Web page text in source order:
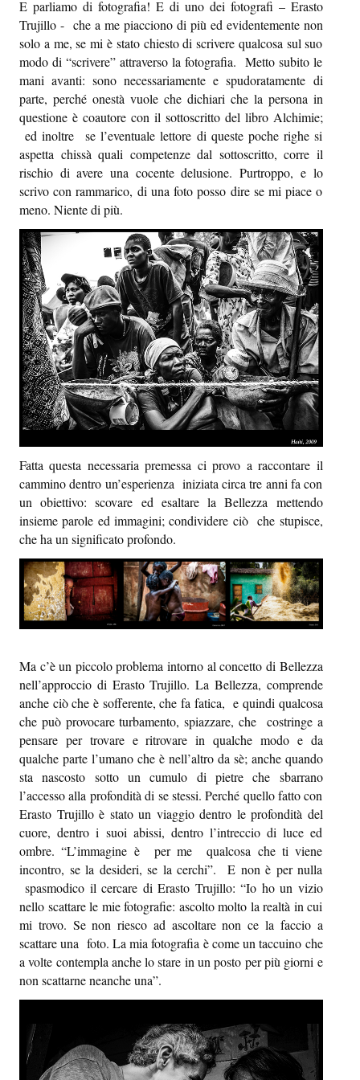
Sapori e dissapori
Racconti di viaggio
Quovadis
Epiquark
Epilibri
Intervistando
Boheme
Epischermo
Editoriale
Open
Asteri
Episcatti
Epikastron
E parliamo di fotografia! E di uno dei fotografi – Erasto
Trujillo - che a me piacciono di più ed evidentemente non
solo a me, se mi è stato chiesto di scrivere qualcosa sul suo
modo di “scrivere” attraverso la fotografia. Metto subito le
mani avanti: sono necessariamente e spudoratamente di
parte, perché onestà vuole che dichiari che la persona in
questione è coautore con il sottoscritto del libro Alchimie;
ed inoltre se l’eventuale lettore di queste poche righe si
aspetta chissà quali competenze dal sottoscritto, corre il
rischio di avere una cocente delusione. Purtroppo, e lo
scrivo con rammarico, di una foto posso dire se mi piace o
meno. Niente di più.
Fatta questa necessaria premessa ci provo a raccontare il
cammino dentro un’esperienza iniziata circa tre anni fa con
un obiettivo: scovare ed esaltare la Bellezza mettendo
insieme parole ed immagini; condividere ciò che stupisce,
che ha un significato profondo.
Ma c’è un piccolo problema intorno al concetto di Bellezza
nell’approccio di Erasto Trujillo. La Bellezza, comprende
anche ciò che è sofferente, che fa fatica, e quindi qualcosa
che può provocare turbamento, spiazzare, che costringe a
pensare per trovare e ritrovare in qualche modo e da
qualche parte l’umano che è nell’altro da sè; anche quando
sta nascosto sotto un cumulo di pietre che sbarrano
l’accesso alla profondità di se stessi. Perché quello fatto con
Erasto Trujillo è stato un viaggio dentro le profondità del
cuore, dentro i suoi abissi, dentro l’intreccio di luce ed
ombre. “L’immagine è per me qualcosa che ti viene
incontro, se la desideri, se la cerchi”. E non è per nulla
spasmodico il cercare di Erasto Trujillo: “Io ho un vizio
nello scattare le mie fotografie: ascolto molto la realtà in cui
mi trovo. Se non riesco ad ascoltare non ce la faccio a
scattare una foto. La mia fotografia è come un taccuino che
a volte contempla anche lo stare in un posto per più giorni e
non scattarne neanche una”.